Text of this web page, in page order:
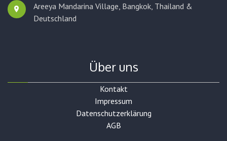
Areeya Mandarina Village, Bangkok, Thailand &
Deutschland
Über uns
Kontakt
Impressum
Datenschutzerklärung
AGB